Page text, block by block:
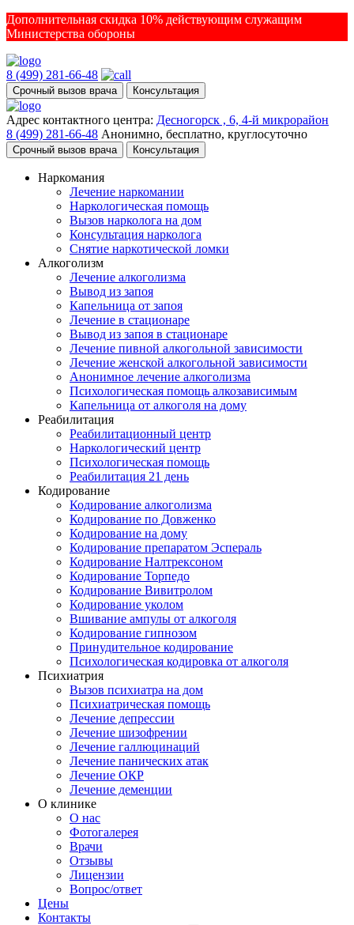
Дополнительная скидка 10% действующим служащим
Министерства обороны
8 (499) 281-66-48
Срочный вызов врача Консультация
Адрес контактного центра: Десногорск , 6, 4-й микрорайон
8 (499) 281-66-48 Анонимно, бесплатно, круглосуточно
Срочный вызов врача Консультация
Наркомания
Лечение наркомании
Наркологическая помощь
Вызов нарколога на дом
Консультация нарколога
Снятие наркотической ломки
Алкоголизм
Лечение алкоголизма
Вывод из запоя
Капельница от запоя
Лечение в стационаре
Вывод из запоя в стационаре
Лечение пивной алкогольной зависимости
Лечение женской алкогольной зависимости
Анонимное лечение алкоголизма
Психологическая помощь алкозависимым
Капельница от алкоголя на дому
Реабилитация
Реабилитационный центр
Наркологический центр
Психологическая помощь
Реабилитация 21 день
Кодирование
Кодирование алкоголизма
Кодирование по Довженко
Кодирование на дому
Кодирование препаратом Эспераль
Кодирование Налтрексоном
Кодирование Торпедо
Кодирование Вивитролом
Кодирование уколом
Вшивание ампулы от алкоголя
Кодирование гипнозом
Принудительное кодирование
Психологическая кодировка от алкоголя
Психиатрия
Вызов психиатра на дом
Психиатрическая помощь
Лечение депрессии
Лечение шизофрении
Лечение галлюцинаций
Лечение панических атак
Лечение ОКР
Лечение деменции
О клинике
О нас
Фотогалерея
Врачи
Отзывы
Лицензии
Вопрос/ответ
Цены
Контакты